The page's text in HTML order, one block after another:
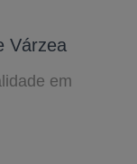
Várzea
em